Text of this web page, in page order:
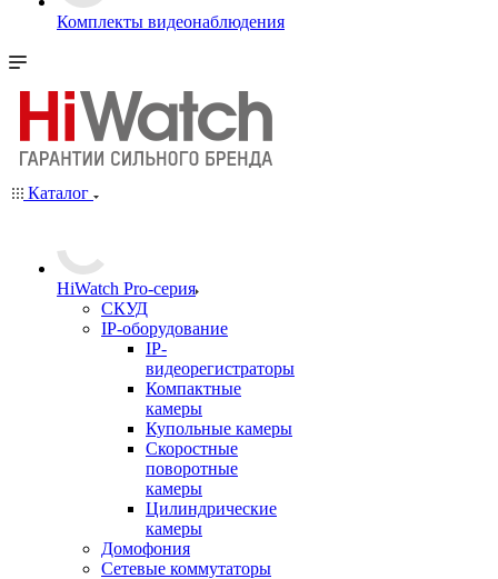
Комплекты видеонаблюдения
Каталог
HiWatch Pro-серия
CКУД
IP-оборудование
IP-
видеорегистраторы
Компактные
камеры
Купольные камеры
Скоростные
поворотные
камеры
Цилиндрические
камеры
Домофония
Сетевые коммутаторы